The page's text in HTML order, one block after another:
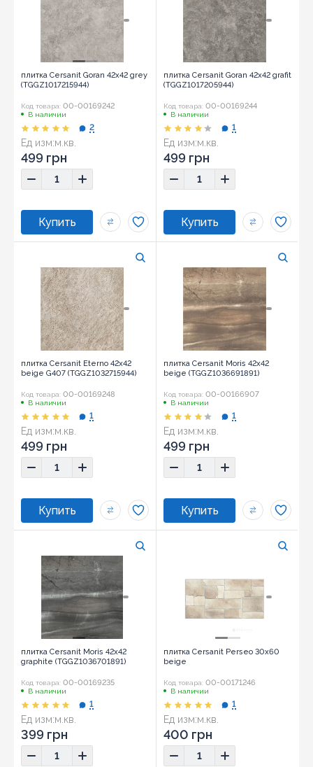
плитка Cersanit Goran 42x42 grey
(TGGZ1017215944)
Код товара: 00-00169242
В наличии
Ед изм:м.кв.
Размер:42x42
2
499 грн
плитка Cersanit Goran 42x42 grafit
(TGGZ1017205944)
Код товара: 00-00169244
В наличии
Ед изм:м.кв.
Размер:42x42
1
499 грн
плитка Cersanit Eterno 42x42
beige G407 (TGGZ1032715944)
Код товара: 00-00169248
В наличии
Ед изм:м.кв.
1
499 грн
плитка Cersanit Moris 42x42
beige (TGGZ1036691891)
Код товара: 00-00166907
В наличии
Ед изм:м.кв.
Размер:42x42
1
499 грн
плитка Cersanit Moris 42x42
graphite (TGGZ1036701891)
Код товара: 00-00169235
В наличии
Ед изм:м.кв.
Размер:42x42
1
399 грн
плитка Cersanit Perseo 30x60
beige
Код товара: 00-00171246
В наличии
Ед изм:м.кв.
1
400 грн